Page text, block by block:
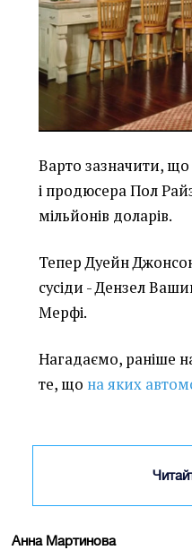
Варто зазначити, що
і продюсера Пол
мільйонів доларів.
Тепер Дуейн
сусіди - Дензел
Мерфі.
Нагадаємо, раніше
те, що на яких
Анна Мартинова